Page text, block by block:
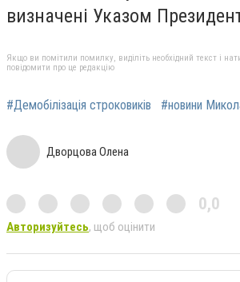
визначені Указом
Якщо ви помітили помилку, виділіть необхідний текст і
повідомити про це редакцію
#Демобілізація строковиків #новини
Дворцова Олена
0,0
Авторизуйтесь, щоб оцінити